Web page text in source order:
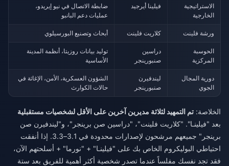
الاستراتيجية
الخارجية
فيلينا أيرجيد
ضابطة الاتصال في نيو إيريدو،
عمليات دعم البانبو
ورشة فلينت كلاريت فلينت أبحاث وتصنيع البورسيلوي
الحوسبة
المركزية
دراسين
صنبورينجر
توليد بيانات روزيتا، أنظمة المدينة
الأساسية
دورية المجال
الجوي
ليندفيرن
صنبورينجر
الشؤون العسكرية، الأمن، الإغاثة في
حالات الكوارث
الخلاصة: تم التمهيد لثلاثة مديرين آخرين على الأقل لشخصيات مستقبلية
بعد "فيلينـا". "كلاريت فلينت"، "دراسين صن برينجر"، و"ليندفيرن صن
برينجر" جميعهم مرشحون لإصدارات محدودة في 3.1–3.3. إذا أنفقت
احتياطي البوليكروم الخاص بك على "فيلينـا" + "نورما" + أسلحتهم الآن،
فقد تجد نفسك مفلساً عندما تصدر شخصية أكثر أهمية للفريق بعد ستة